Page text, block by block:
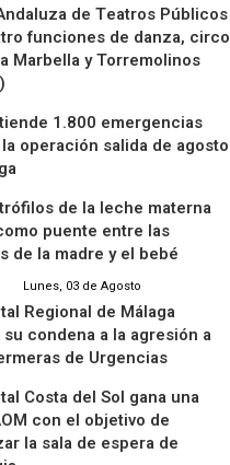
de Teatros Públicos
funciones de danza, circo
Marbella y Torremolinos
1.800 emergencias
operación salida de agosto
de la leche materna
puente entre las
de la madre y el bebé
Lunes, 03 de Agosto
Regional de Málaga
condena a la agresión a
de Urgencias
Costa del Sol gana una
con el objetivo de
la sala de espera de